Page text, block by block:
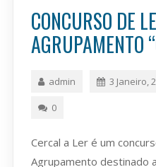
CONCURSO DE
AGRUPAMENTO
admin 3 Janeiro,
0
Cercal a Ler é um
Agrupamento destinado